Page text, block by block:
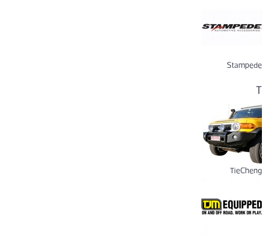
Stampede
T
TieCheng